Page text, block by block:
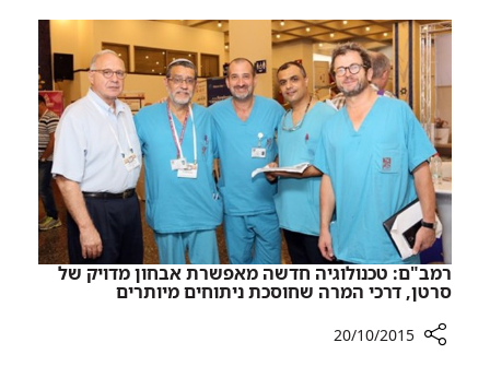
של
פיגוע
המערב
קרינה
רדיואקטיבית
רמב"ם: טכנולוגיה חדשה מאפשרת אבחון מדויק של
סרטן, דרכי המרה שחוסכת ניתוחים מיותרים
20/10/2015